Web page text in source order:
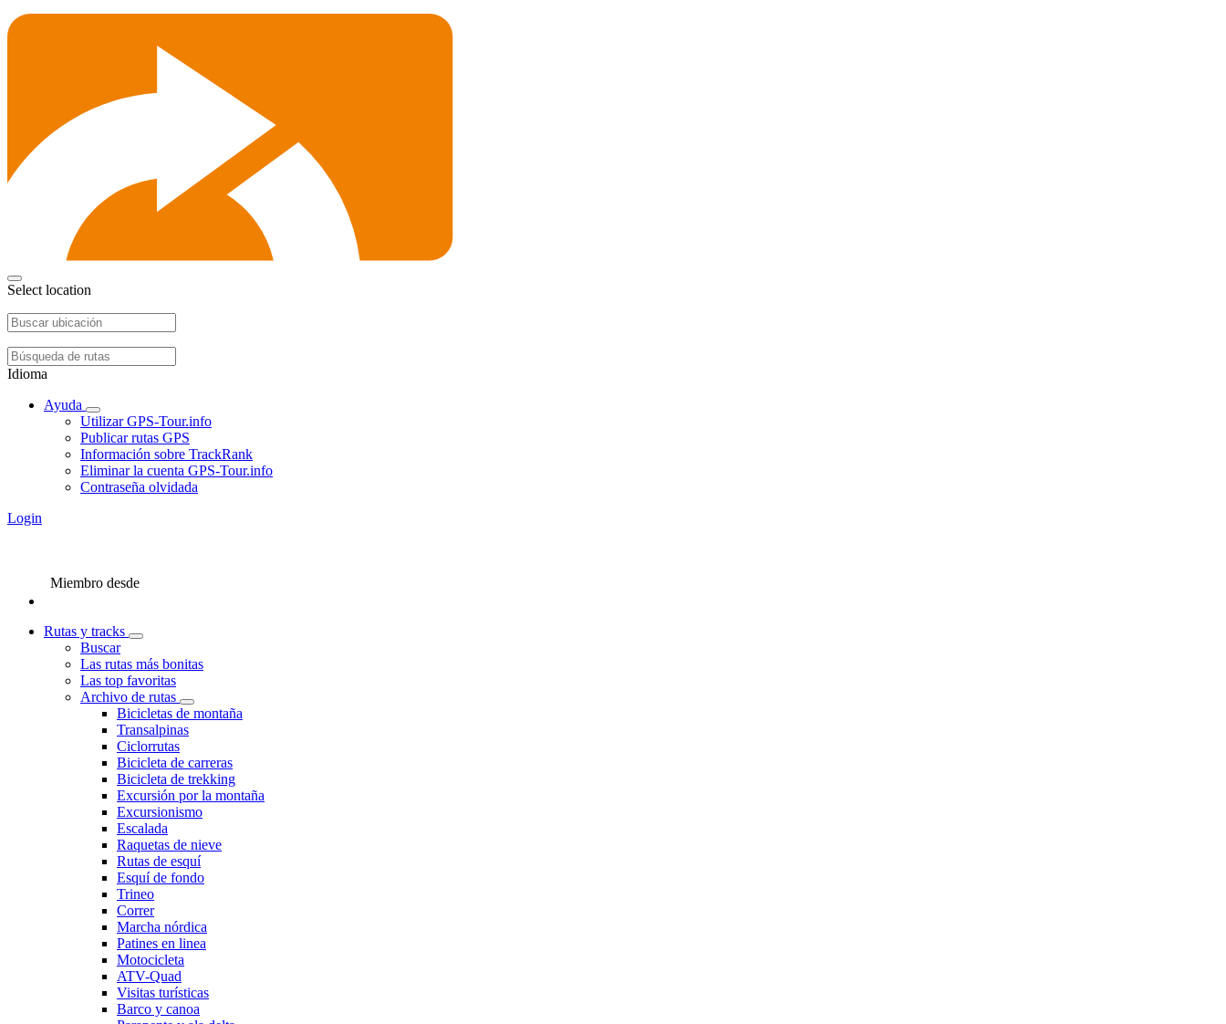
Select location
Idioma
Ayuda
Utilizar GPS-Tour.info
Publicar rutas GPS
Información sobre TrackRank
Eliminar la cuenta GPS-Tour.info
Contraseña olvidada
Login
Miembro desde
Rutas y tracks
Buscar
Las rutas más bonitas
Las top favoritas
Archivo de rutas
Bicicletas de montaña
Transalpinas
Ciclorrutas
Bicicleta de carreras
Bicicleta de trekking
Excursión por la montaña
Excursionismo
Escalada
Raquetas de nieve
Rutas de esquí
Esquí de fondo
Trineo
Correr
Marcha nórdica
Patines en linea
Motocicleta
ATV-Quad
Visitas turísticas
Barco y canoa